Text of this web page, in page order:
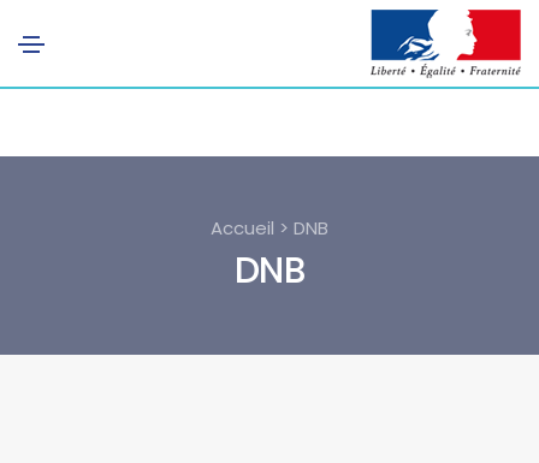
Accueil > DNB
DNB